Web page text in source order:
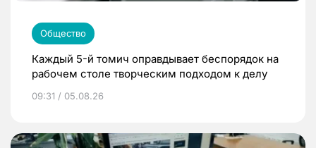
Общество
Каждый 5-й томич оправдывает беспорядок на
рабочем столе творческим подходом к делу
09:31 / 05.08.26